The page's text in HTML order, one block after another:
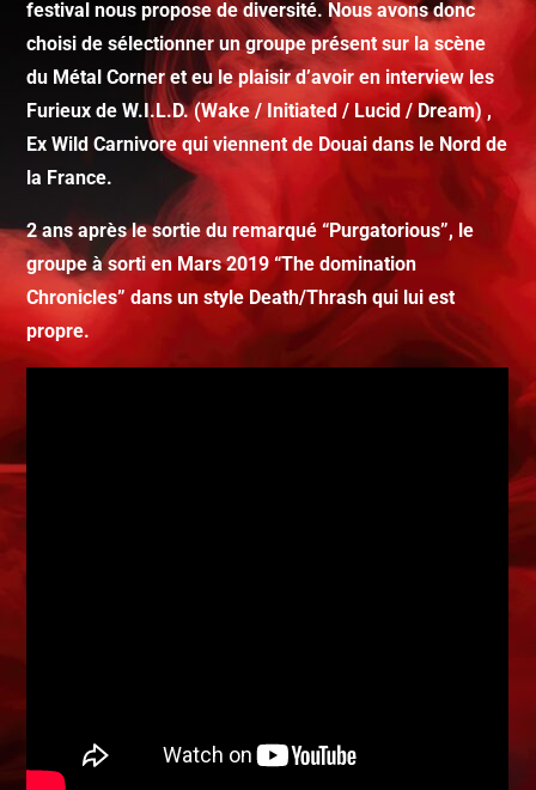
festival nous propose de diversité. Nous avons donc
choisi de sélectionner un groupe présent sur la scène
du Métal Corner et eu le plaisir d’avoir en interview les
Furieux de W.I.L.D. (Wake / Initiated / Lucid / Dream) ,
Ex Wild Carnivore qui viennent de Douai dans le Nord de
la France.
2 ans après le sortie du remarqué “Purgatorious”, le
groupe à sorti en Mars 2019 “The domination
Chronicles” dans un style Death/Thrash qui lui est
propre.